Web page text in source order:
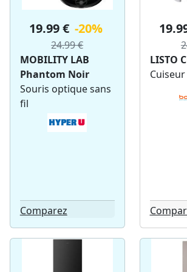
19.99 € -20%
24.99 €
MOBILITY LAB
Phantom Noir
Souris optique sans
fil
Comparez
LISTO